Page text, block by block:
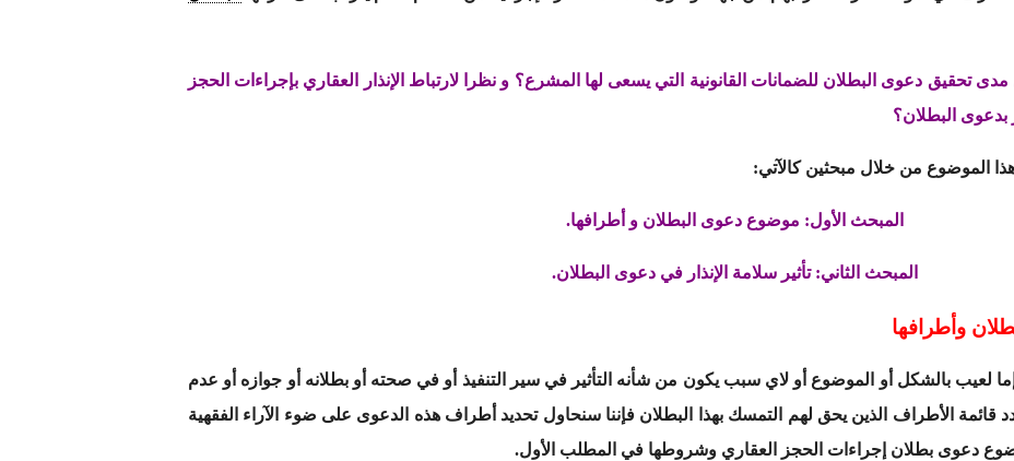
تحقيق دعوى البطلان للضمانات القانونية التي يسعى لها المشرع؟ و نظرا لارتباط الإنذار العقاري بإجراءات الحجز
بدعوى البطلان؟
الموضوع من خلال مبحثين كالآتي:
المبحث الأول: موضوع دعوى البطلان و أطرافها.
المبحث الثاني: تأثير سلامة الإنذار في دعوى البطلان.
وأطرافها
لعيب بالشكل أو الموضوع أو لاي سبب يكون من شأنه التأثير في سير التنفيذ أو في صحته أو بطلانه أو جوازه أو عدم
قائمة الأطراف الذين يحق لهم التمسك بهذا البطلان فإننا سنحاول تحديد أطراف هذه الدعوى على ضوء الآراء الفقهية
دعوى بطلان إجراءات الحجز العقاري وشروطها في المطلب الأول.